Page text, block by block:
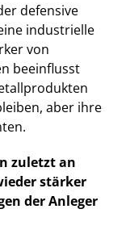
defensive
industrielle
von
beeinflusst
aber ihre
zuletzt an
stärker
der Anleger